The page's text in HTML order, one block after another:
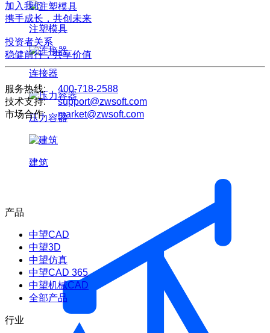
注塑模具
连接器
压力容器
建筑
加入我们
携手成长，共创未来
投资者关系
稳健前行，共享价值
服务热线: 400-718-2588
技术支持: support@zwsoft.com
市场合作: market@zwsoft.com
产品
中望CAD
中望3D
中望仿真
中望CAD 365
中望机械CAD
全部产品
行业